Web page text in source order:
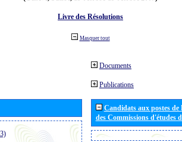
Livre des Résolutions
Masquer tout
Documents
Publications
Candidats aux postes de
des Commissions d'études